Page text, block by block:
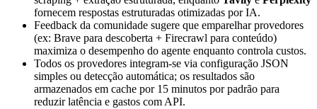
fornecem respostas estruturadas otimizadas por IA.
Feedback da comunidade sugere que emparelhar provedores
(ex: Brave para descoberta + Firecrawl para conteúdo)
maximiza o desempenho do agente enquanto controla custos.
Todos os provedores integram-se via configuração JSON
simples ou detecção automática; os resultados são
armazenados em cache por 15 minutos por padrão para
reduzir latência e gastos com API.